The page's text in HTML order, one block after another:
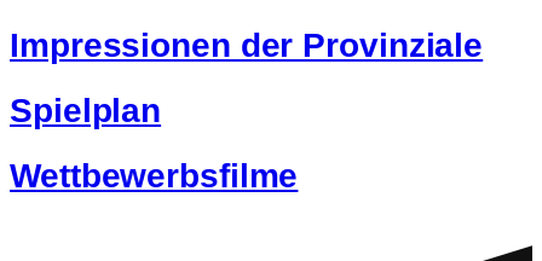
Impressionen der Provinziale
Spielplan
Wettbewerbsfilme